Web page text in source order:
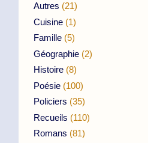
Autres (21)
Cuisine (1)
Famille (5)
Géographie (2)
Histoire (8)
Poésie (100)
Policiers (35)
Recueils (110)
Romans (81)